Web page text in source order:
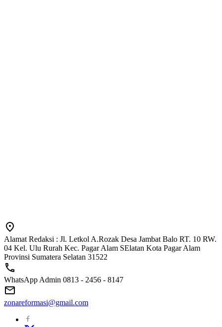
Alamat Redaksi : Jl. Letkol A.Rozak Desa Jambat Balo RT. 10 RW.
04 Kel. Ulu Rurah Kec. Pagar Alam SElatan Kota Pagar Alam
Provinsi Sumatera Selatan 31522
WhatsApp Admin 0813 - 2456 - 8147
zonareformasi@gmail.com